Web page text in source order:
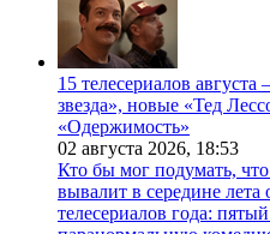
15 телесериалов
звезда», новые «Тед
«Одержимость»
02 августа 2026, 18:53
Кто бы мог подумать,
вывалит в середине
телесериалов года: